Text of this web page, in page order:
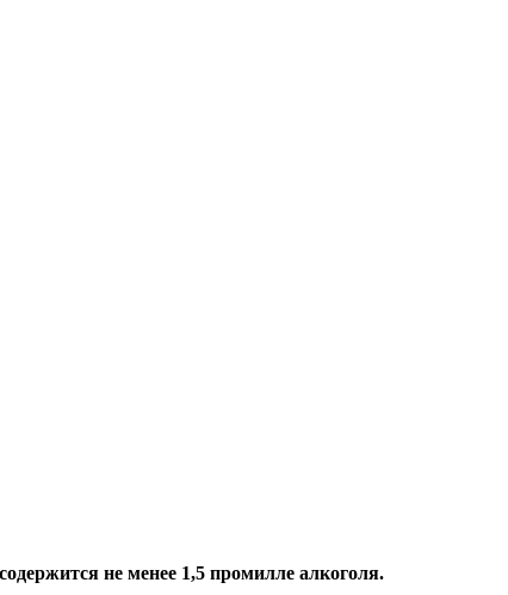
не менее 1,5 промилле алкоголя.